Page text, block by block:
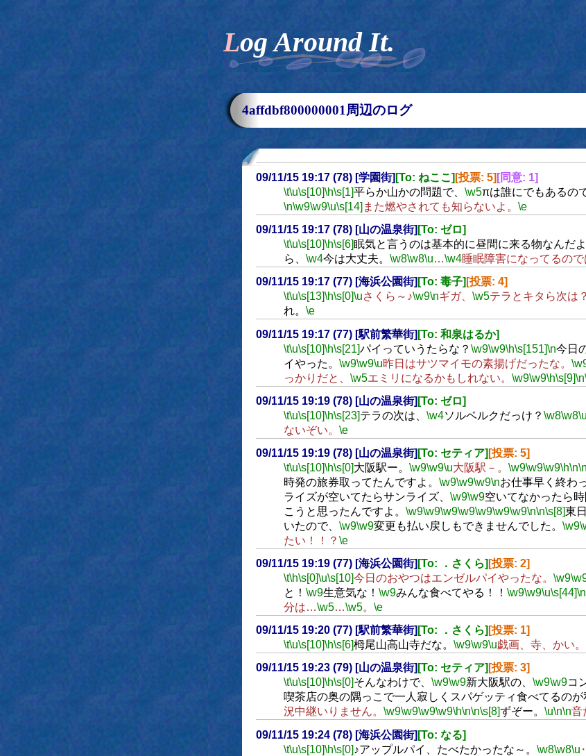
Log Around It.
4affdbf800000001周辺のログ
09/11/15 19:17 (78) [学園街] [To: ねここ] [投票: 5] [同意: 1]
\t\u\s[10]\h\s[1]平らか山かの問題で、 \w5πは誰にでもあるの
\n\w9\w9\u\s[14] また燃やされても知らないよ。 \e
09/11/15 19:17 (78) [山の温泉街] [To: ゼロ]
\t\u\s[10]\h\s[6]眠気と言うのは基本的に昼間に来る物なんだよ
ら、 \w4今は大丈夫。 \w8\w8\u…\w4睡眠障害になってるので
09/11/15 19:17 (77) [海浜公園街] [To: 毒子] [投票: 4]
\t\u\s[13]\h\s[0]\uさくら～♪\w9\nギガ、 \w5テラとキタら次は？
れ。 \e
09/11/15 19:17 (77) [駅前繁華街] [To: 和泉はるか]
\t\u\s[10]\h\s[21]パイっていうたらな？ \w9\w9\h\s[151]\n今日
イやった。 \w9\w9\u昨日はサツマイモの素揚げだったな。
っかりだと、 \w5エミリになるかもしれない。 \w9\w9\h\s[9]\n
09/11/15 19:19 (78) [山の温泉街] [To: ゼロ]
\t\u\s[10]\h\s[23]テラの次は、 \w4ソルベルクだっけ？ \w8\w8\u
ないぞい。 \e
09/11/15 19:19 (78) [山の温泉街] [To: セティア] [投票: 5]
\t\u\s[10]\h\s[0]大阪駅ー。 \w9\w9\u大阪駅－。 \w9\w9\w9\h\n\n
時発の旅券取ってたんですよ。 \w9\w9\w9\nお仕事早く終わ
ライズが空いてたらサンライズ、 \w9\w9空いてなかったら
こうと思ったんですよ。 \w9\w9\w9\w9\w9\w9\w9\n\n\s[8]東
いたので、 \w9\w9変更も払い戻しもできませんでした。 \w9
たい！！？ \e
09/11/15 19:19 (77) [海浜公園街] [To: ．さくら] [投票: 2]
\t\h\s[0]\u\s[10]今日のおやつはエンゼルパイやったな。 \w9
と！ \w9生意気な！ \w9みんな食べてやる！！ \w9\w9\u\s[44]\n
分は…\w5…\w5。 \e
09/11/15 19:20 (77) [駅前繁華街] [To: ．さくら] [投票: 1]
\t\u\s[10]\h\s[6]栂尾山高山寺だな。 \w9\w9\u戯画、寺、かい。
09/11/15 19:23 (79) [山の温泉街] [To: セティア] [投票: 3]
\t\u\s[10] \h\s[0] そんなわけで、 \w9\w9新大阪駅の、 \w9\w9コ
喫茶店の奥の隅っこで一人寂しくスパゲッティ食べてるのが
況中継いりません。 \w9\w9\w9\w9\h\n\n\s[8] ずぞー。 \u\n\n音
09/11/15 19:24 (78) [海浜公園街] [To: なる]
\t\u\s[10]\h\s[0]♪アップルパイ、たべたかったな～。 \w8\w8\u